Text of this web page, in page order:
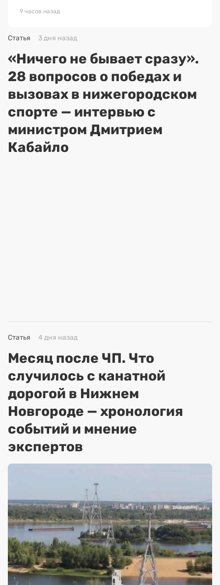
9 часов назад
Статья 3 дня назад
«Ничего не бывает сразу».
28 вопросов о победах и
вызовах в нижегородском
спорте — интервью с
министром Дмитрием
Кабайло
Статья 4 дня назад
Месяц после ЧП. Что
случилось с канатной
дорогой в Нижнем
Новгороде — хронология
событий и мнение
экспертов